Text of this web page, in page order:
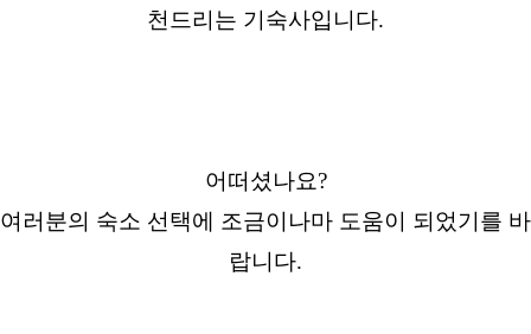
천드리는 기숙사입니다.
어떠셨나요?
여러분의 숙소 선택에 조금이나마 도움이 되었기를 바
랍니다.